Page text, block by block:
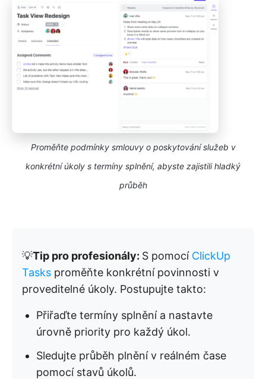
Proměňte podmínky smlouvy o poskytování služeb v
konkrétní úkoly s termíny splnění, abyste zajistili hladký
průběh
💡Tip pro profesionály: S pomocí ClickUp
Tasks proměňte konkrétní povinnosti v
proveditelné úkoly. Postupujte takto:
Přiřaďte termíny splnění a nastavte
úrovně priority pro každý úkol.
Sledujte průběh plnění v reálném čase
pomocí stavů úkolů.